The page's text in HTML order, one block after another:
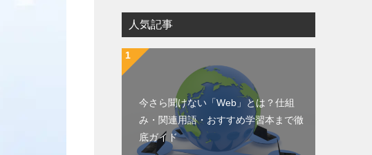
人気記事
今さら聞けない「Web」とは？仕組
み・関連用語・おすすめ学習本まで徹
底ガイド